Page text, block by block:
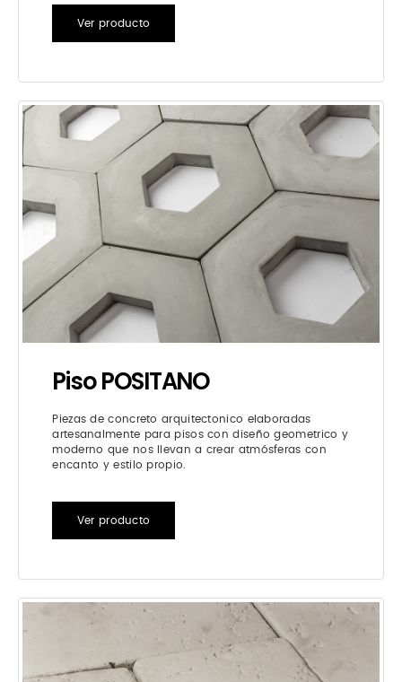
Ver producto
Piso POSITANO
Piezas de concreto arquitectonico elaboradas
artesanalmente para pisos con diseño geometrico y
moderno que nos llevan a crear atmósferas con
encanto y estilo propio.
Ver producto